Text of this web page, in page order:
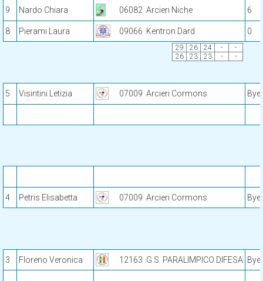
9 Nardo Chiara 06082 Arcieri Niche 6
8 Pierami Laura 09066 Kentron Dard 0
29 26 24 -
-
26
23 23 - -
5 Visintini Letizia 07009 Arcieri Cormons Bye
4 Petris Elisabetta 07009 Arcieri Cormons Bye
3 Floreno Veronica 12163 G.S. PARALIMPICO DIFESA Bye